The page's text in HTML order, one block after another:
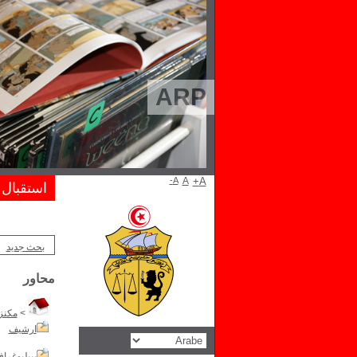
ARP
بحث جديد
محاور
>
ارشيف
استقبال A- A A+